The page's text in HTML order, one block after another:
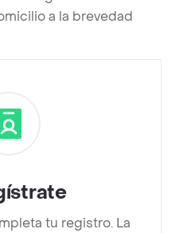
a la brevedad
tu registro. La